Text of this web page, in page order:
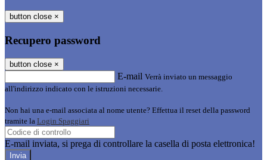
button close ×
Recupero password
button close ×
E-mail Verrà inviato un messaggio
all'indirizzo indicato con le istruzioni necessarie.
Non hai una e-mail associata al nome utente? Effettua il reset della password
tramite la Login Spaggiari
E-mail inviata, si prega di controllare la casella di posta elettronica!